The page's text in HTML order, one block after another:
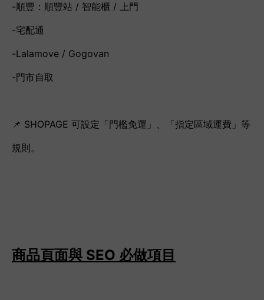
-順豐：順豐站 / 智能櫃 / 上門
-宅配通
-Lalamove / Gogovan
-門市自取
📌 SHOPAGE 可設定「門檻免運」、「指定區域運費」等
規則。
商品頁面與 SEO 必做項目